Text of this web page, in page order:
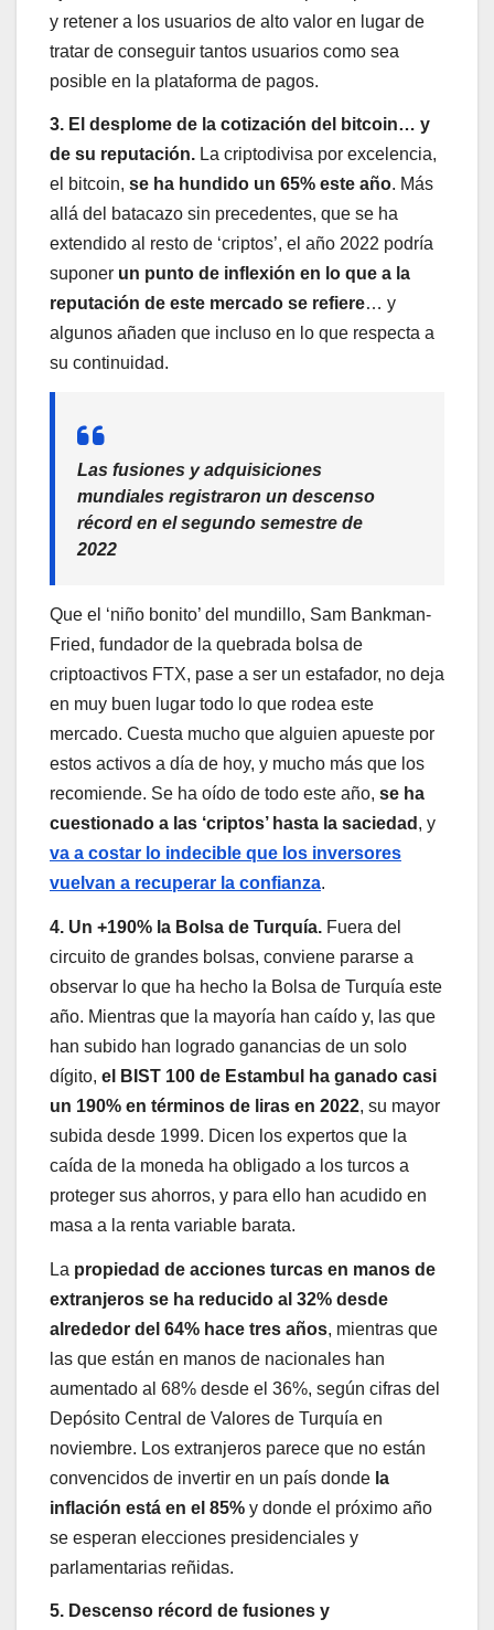
y retener a los usuarios de alto valor en lugar de
tratar de conseguir tantos usuarios como sea
posible en la plataforma de pagos.
3. El desplome de la cotización del bitcoin… y
de su reputación. La criptodivisa por excelencia,
el bitcoin, se ha hundido un 65% este año. Más
allá del batacazo sin precedentes, que se ha
extendido al resto de ‘criptos’, el año 2022 podría
suponer un punto de inflexión en lo que a la
reputación de este mercado se refiere… y
algunos añaden que incluso en lo que respecta a
su continuidad.
Las fusiones y adquisiciones
mundiales registraron un descenso
récord en el segundo semestre de
2022
Que el ‘niño bonito’ del mundillo, Sam Bankman-
Fried, fundador de la quebrada bolsa de
criptoactivos FTX, pase a ser un estafador, no deja
en muy buen lugar todo lo que rodea este
mercado. Cuesta mucho que alguien apueste por
estos activos a día de hoy, y mucho más que los
recomiende. Se ha oído de todo este año, se ha
cuestionado a las ‘criptos’ hasta la saciedad , y
va a costar lo indecible que los inversores
vuelvan a recuperar la confianza.
4. Un +190% la Bolsa de Turquía. Fuera del
circuito de grandes bolsas, conviene pararse a
observar lo que ha hecho la Bolsa de Turquía este
año. Mientras que la mayoría han caído y, las que
han subido han logrado ganancias de un solo
dígito, el BIST 100 de Estambul ha ganado casi
un 190% en términos de liras en 2022, su mayor
subida desde 1999. Dicen los expertos que la
caída de la moneda ha obligado a los turcos a
proteger sus ahorros, y para ello han acudido en
masa a la renta variable barata.
La propiedad de acciones turcas en manos de
extranjeros se ha reducido al 32% desde
alrededor del 64% hace tres años, mientras que
las que están en manos de nacionales han
aumentado al 68% desde el 36%, según cifras del
Depósito Central de Valores de Turquía en
noviembre. Los extranjeros parece que no están
convencidos de invertir en un país donde la
inflación está en el 85% y donde el próximo año
se esperan elecciones presidenciales y
parlamentarias reñidas.
5. Descenso récord de fusiones y